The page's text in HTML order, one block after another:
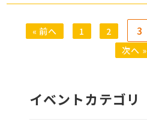
« 前へ 1 2 3
次へ »
イベントカテゴリ